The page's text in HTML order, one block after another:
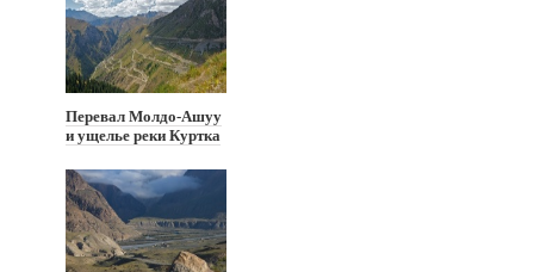
Перевал Молдо-Ашуу
и ущелье реки Куртка